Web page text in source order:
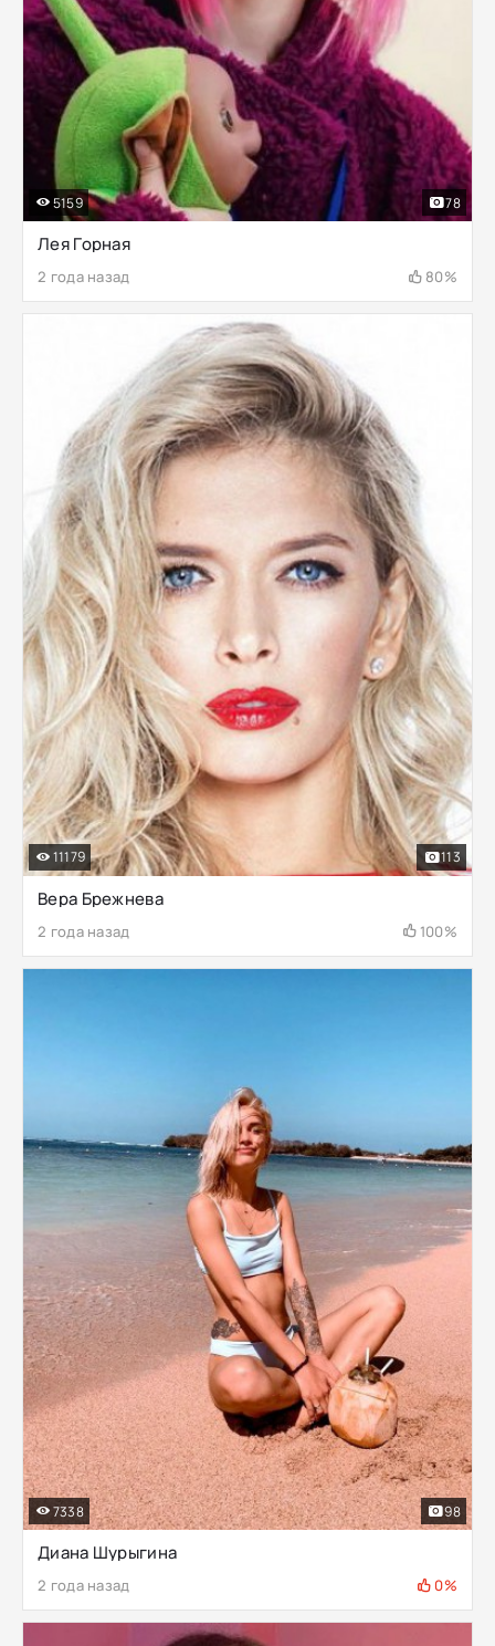
Лея Горная
2 года назад 80%
5159 78
Вера Брежнева
2 года назад 100%
11179 113
Диана Шурыгина
2 года назад 0%
7338 98